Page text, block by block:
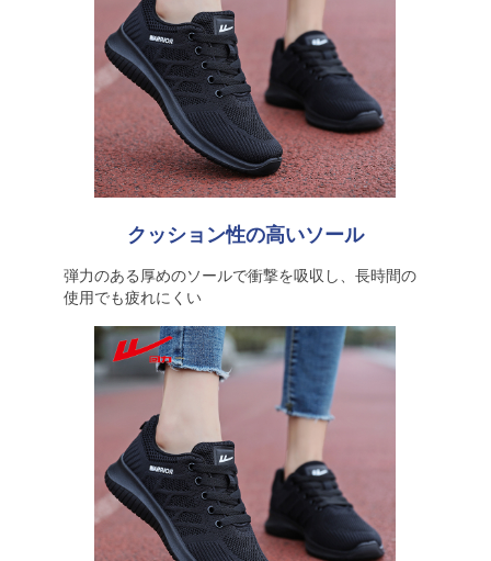
クッション性の高いソール
弾力のある厚めのソールで衝撃を吸収し、長時間の
使用でも疲れにくい